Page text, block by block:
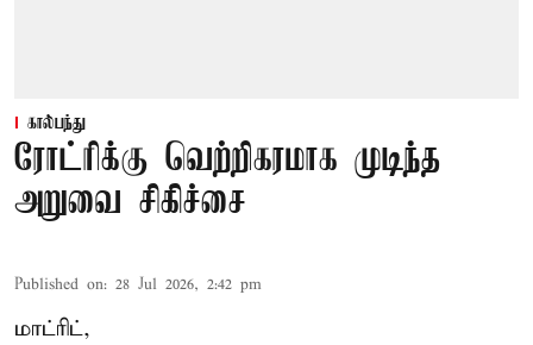
கால்பந்து
ரோட்ரிக்கு வெற்றிகரமாக முடிந்த
அறுவை சிகிச்சை
Published on: 28 Jul 2026, 2:42 pm
மாட்ரிட்,